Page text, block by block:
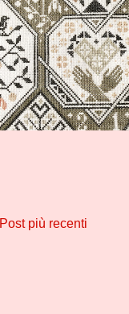
Post più recenti